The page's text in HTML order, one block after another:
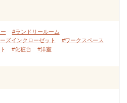
#ランドリールーム
ズインクローゼット
#ワークスペース
#化粧台
#洋室